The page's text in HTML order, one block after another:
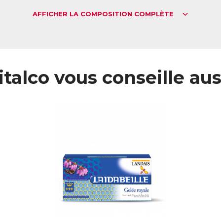
AFFICHER LA COMPOSITION COMPLÈTE
vous conseille